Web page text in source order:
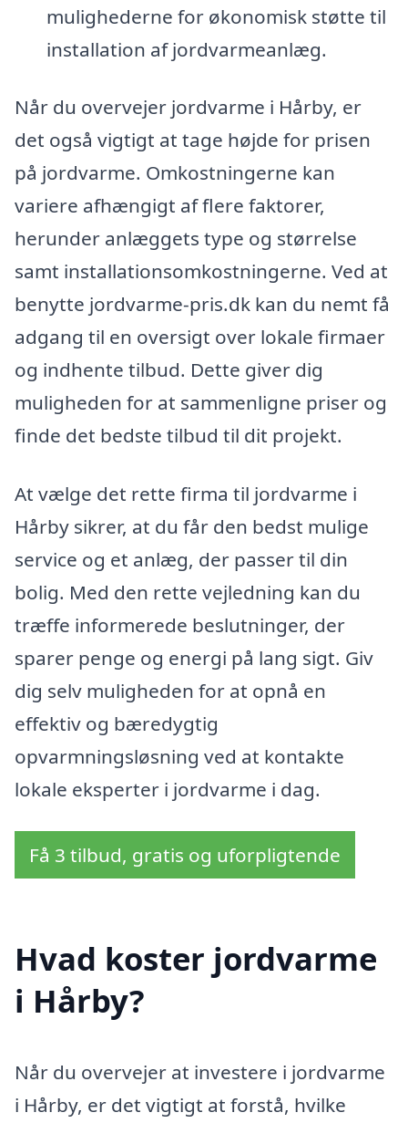
mulighederne for økonomisk støtte til
installation af jordvarmeanlæg.
Når du overvejer jordvarme i Hårby, er
det også vigtigt at tage højde for prisen
på jordvarme. Omkostningerne kan
variere afhængigt af flere faktorer,
herunder anlæggets type og størrelse
samt installationsomkostningerne. Ved at
benytte jordvarme-pris.dk kan du nemt få
adgang til en oversigt over lokale firmaer
og indhente tilbud. Dette giver dig
muligheden for at sammenligne priser og
finde det bedste tilbud til dit projekt.
At vælge det rette firma til jordvarme i
Hårby sikrer, at du får den bedst mulige
service og et anlæg, der passer til din
bolig. Med den rette vejledning kan du
træffe informerede beslutninger, der
sparer penge og energi på lang sigt. Giv
dig selv muligheden for at opnå en
effektiv og bæredygtig
opvarmningsløsning ved at kontakte
lokale eksperter i jordvarme i dag.
Få 3 tilbud, gratis og uforpligtende
Hvad koster jordvarme
i Hårby?
Når du overvejer at investere i jordvarme
i Hårby, er det vigtigt at forstå, hvilke